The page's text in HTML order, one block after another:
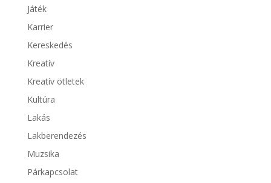
Játék
Karrier
Kereskedés
Kreatív
Kreatív ötletek
Kultúra
Lakás
Lakberendezés
Muzsika
Párkapcsolat